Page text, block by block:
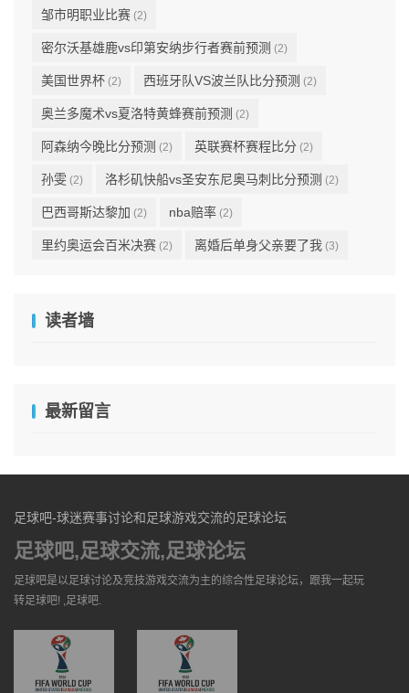
邹市明职业比赛 (2)
密尔沃基雄鹿vs印第安纳步行者赛前预测 (2)
美国世界杯 (2) 西班牙队VS波兰队比分预测 (2)
奥兰多魔术vs夏洛特黄蜂赛前预测 (2)
阿森纳今晚比分预测 (2) 英联赛杯赛程比分 (2)
孙雯 (2) 洛杉矶快船vs圣安东尼奥马刺比分预测 (2)
巴西哥斯达黎加 (2) nba赔率 (2)
里约奥运会百米决赛 (2) 离婚后单身父亲要了我 (3)
读者墙
最新留言
足球吧-球迷赛事讨论和足球游戏交流的足球论坛
足球吧,足球交流,足球论坛
足球吧是以足球讨论及竞技游戏交流为主的综合性足球论坛，跟我一起玩
转足球吧! ,足球吧.